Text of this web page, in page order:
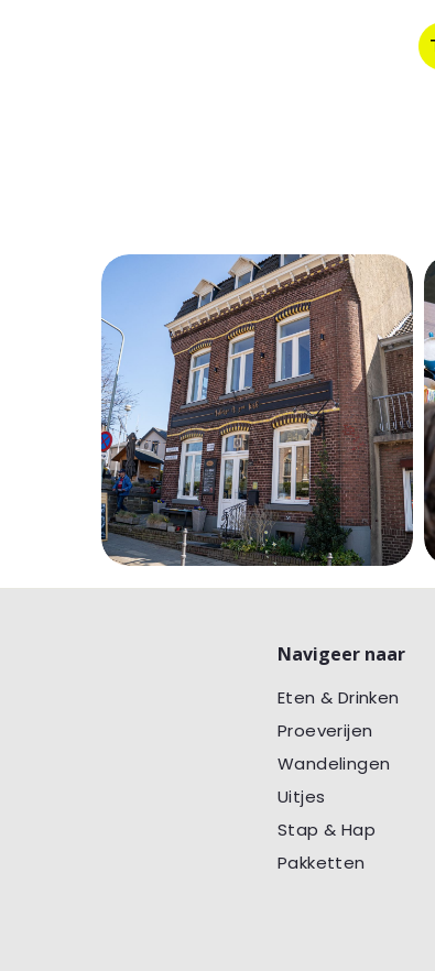
Navigeer naar
Eten & Drinken
Proeverijen
Wandelingen
Uitjes
Stap & Hap
Pakketten